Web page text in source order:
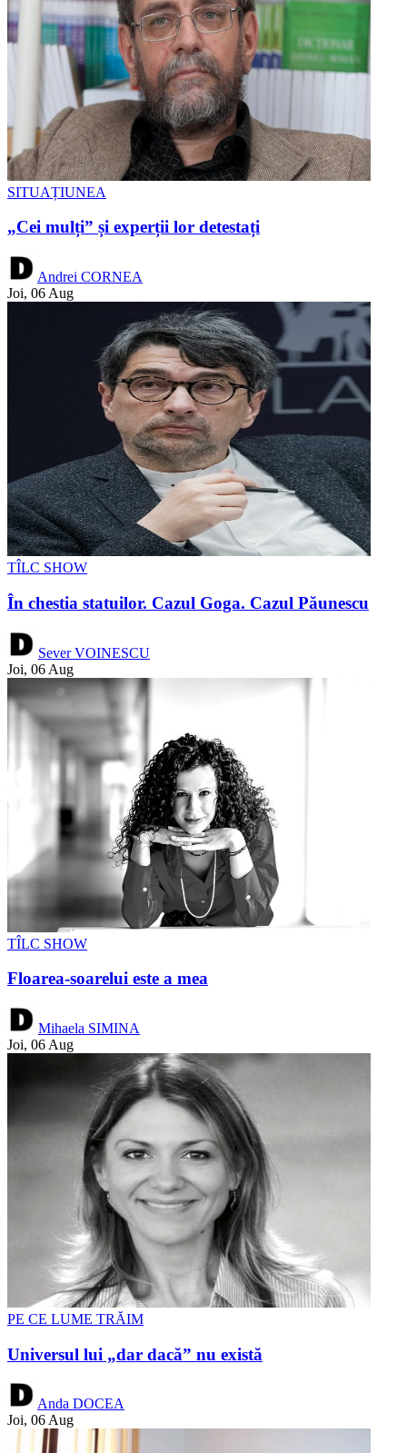
SITUAȚIUNEA
„Cei mulți” și experții lor detestați
Andrei CORNEA
Joi, 06 Aug
TÎLC SHOW
În chestia statuilor. Cazul Goga. Cazul Păunescu
Sever VOINESCU
Joi, 06 Aug
TÎLC SHOW
Floarea-soarelui este a mea
Mihaela SIMINA
Joi, 06 Aug
PE CE LUME TRĂIM
Universul lui „dar dacă” nu există
Anda DOCEA
Joi, 06 Aug